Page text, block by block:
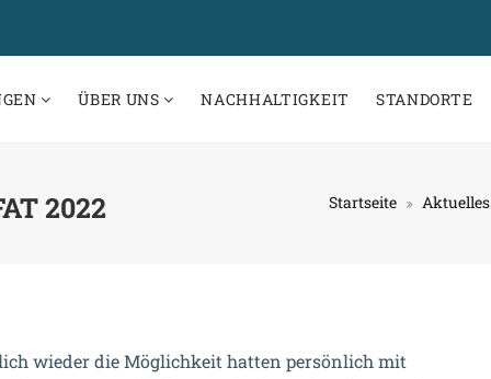
ÜBER UNS NACHHALTIGKEIT STANDORTE
2022 Startseite Aktuelles
wieder die Möglichkeit hatten persönlich mit